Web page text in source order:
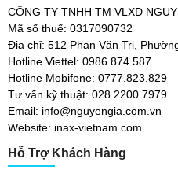
CÔNG TY TNHH TM VLXD
Mã số thuế: 0317090732
Địa chỉ: 512 Phan Văn Trị,
Hotline Viettel: 0986.874.587
Hotline Mobifone: 0777.823.829
Tư vấn kỹ thuật: 028.2200.7979
Email: info@nguyengia.com.vn
Website: inax-vietnam.com
Hỗ Trợ Khách Hàng